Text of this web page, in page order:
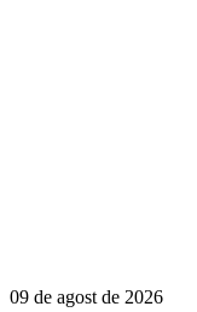
09 de agost de 2026